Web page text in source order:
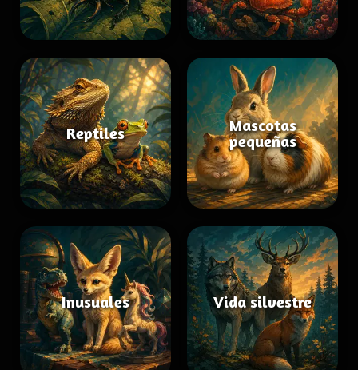
Reptiles
Mascotas
pequeñas
Inusuales Vida silvestre